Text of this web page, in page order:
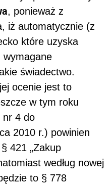
, ponieważ z
iż automatycznie (z
które uzyska
wymagane
świadectwo.
ocenie jest to
w tym roku
nr 4 do
2010 r.) powinien
421 „Zakup
według nowej
to § 778